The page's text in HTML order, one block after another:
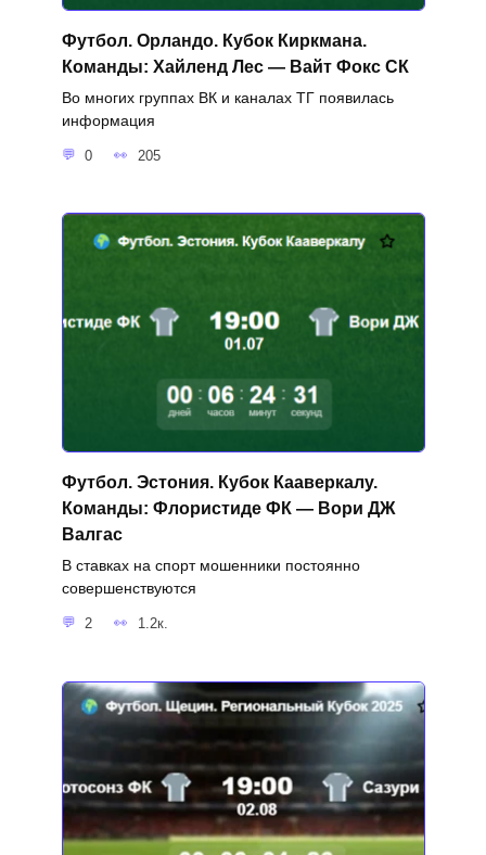
Футбол. Орландо. Кубок Киркмана.
Команды: Хайленд Лес — Вайт Фокс СК
Во многих группах ВК и каналах ТГ появилась
информация
0 205
Футбол. Эстония. Кубок Кааверкалу.
Команды: Флористиде ФК — Вори ДЖ
Валгас
В ставках на спорт мошенники постоянно
совершенствуются
2 1.2к.